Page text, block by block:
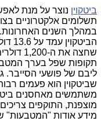
ביטקוין נוצר על מנת
תשלומים אלקטרוניים
שחצה
תקופות שפל בערך
ליבם של פושעי הסייבר.
שביטקוין הוא פעמים
משתמשים מאחסנים
מוצפנת, התוקפים
מידע אודות "המטבעות"